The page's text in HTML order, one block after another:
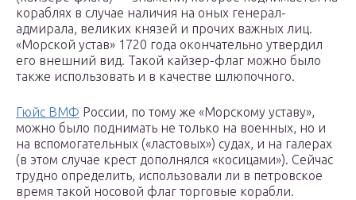
кораблях в случае наличия на оных генерал-
адмирала, великих князей и прочих важных лиц.
«Морской устав» 1720 года окончательно утвердил
его внешний вид. Такой кайзер-флаг можно было
также использовать и в качестве шлюпочного.
Гюйс ВМФ России, по тому же «Морскому уставу»,
можно было поднимать не только на военных, но и
на вспомогательных («ластовых») судах, и на галерах
(в этом случае крест дополнялся «косицами»). Сейчас
трудно определить, использовали ли в петровское
время такой носовой флаг торговые корабли.